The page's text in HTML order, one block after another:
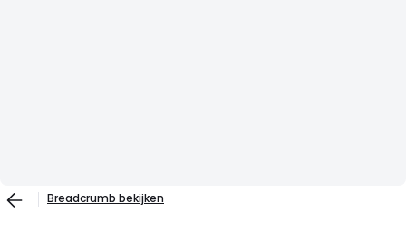
Breadcrumb bekijken